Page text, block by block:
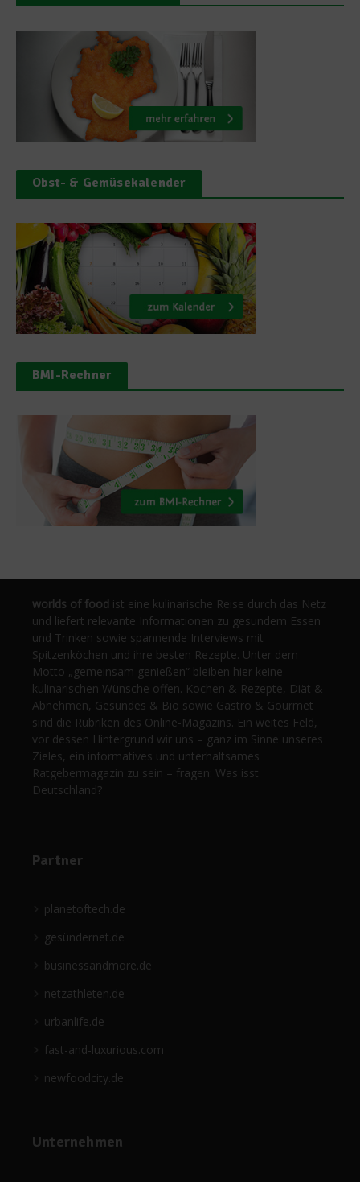
Obst- & Gemüsekalender
BMI-Rechner
worlds of food ist eine kulinarische Reise durch das Netz
und liefert relevante Informationen zu gesundem Essen
und Trinken sowie spannende Interviews mit
Spitzenköchen und ihre besten Rezepte. Unter dem
Motto „gemeinsam genießen“ bleiben hier keine
kulinarischen Wünsche offen. Kochen & Rezepte, Diät &
Abnehmen, Gesundes & Bio sowie Gastro & Gourmet
sind die Rubriken des Online-Magazins. Ein weites Feld,
vor dessen Hintergrund wir uns – ganz im Sinne unseres
Zieles, ein informatives und unterhaltsames
Ratgebermagazin zu sein – fragen: Was isst
Deutschland?
Partner
planetoftech.de
gesündernet.de
businessandmore.de
netzathleten.de
urbanlife.de
fast-and-luxurious.com
newfoodcity.de
Unternehmen